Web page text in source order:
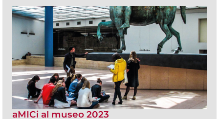
aMICi al museo 2023